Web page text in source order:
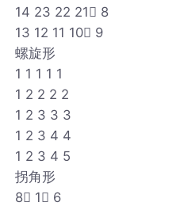
14 23 22 21 8
13 12 11 10 9
螺旋形
1 1 1 1 1
1 2 2 2 2
1 2 3 3 3
1 2 3 4 4
1 2 3 4 5
拐角形
8 1 6